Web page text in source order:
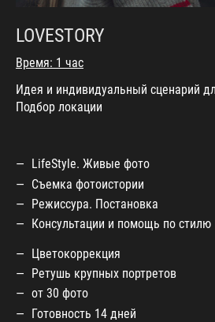
LOVESTORY
Время: 1 час
Идея и индивидуальный сценарий
Подбор локации
LifeStyle. Живые фото
Съемка фотоистории
Режиссура. Постановка
Консультации и помощь по стилю
Цветокоррекция
Ретушь крупных портретов
от 30 фото
Готовность 14 дней